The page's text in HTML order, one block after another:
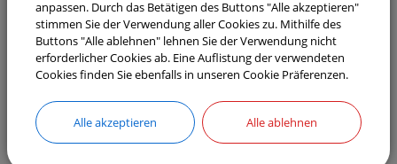
unsere Kinder und auch wir Erwachsenen die
Natur und ihren Wert kennen, sie begreifen und
erfahren können. Durch die
Führungen ehrenamtlicher Waldführer gelingt dies
in herausragender Weise, weshalb wir diese Arbeit
anpassen. Durch das Betätigen des Buttons "Alle akzeptieren"
stimmen Sie der Verwendung aller Cookies zu. Mithilfe des
Buttons "Alle ablehnen" lehnen Sie der Verwendung nicht
erforderlicher Cookies ab. Eine Auflistung der verwendeten
Cookies finden Sie ebenfalls in unseren Cookie Präferenzen.
Alle akzeptieren Alle ablehnen